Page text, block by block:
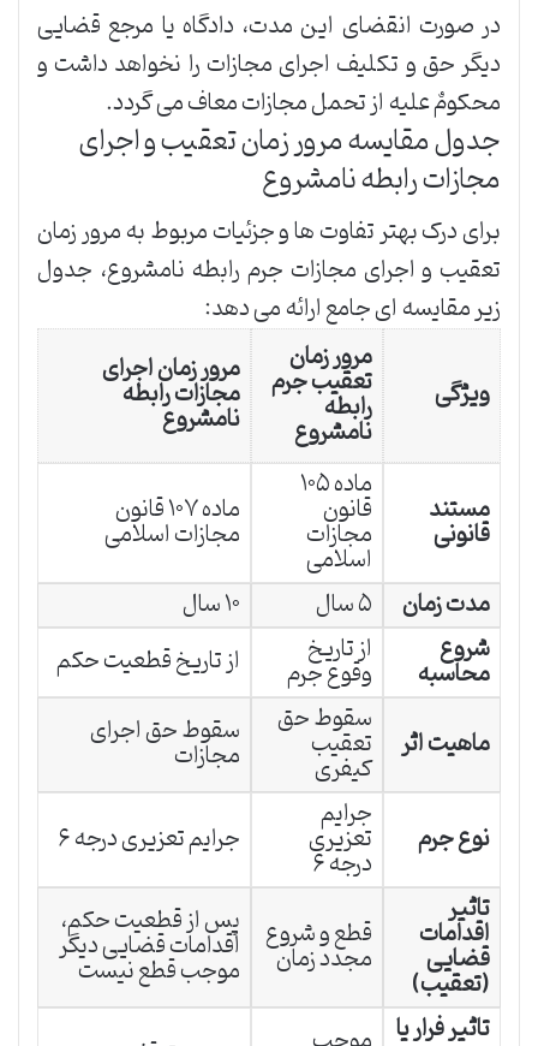
در صورت انقضای این مدت، دادگاه یا مرجع قضایی
دیگر حق و تکلیف اجرای مجازات را نخواهد داشت و
محکومٌ علیه از تحمل مجازات معاف می گردد.
جدول مقایسه مرور زمان تعقیب و اجرای
مجازات رابطه نامشروع
برای درک بهتر تفاوت ها و جزئیات مربوط به مرور زمان
تعقیب و اجرای مجازات جرم رابطه نامشروع، جدول
زیر مقایسه ای جامع ارائه می دهد:
ویژگی
مرور زمان
تعقیب جرم
رابطه
نامشروع
مرور زمان اجرای
مجازات رابطه
نامشروع
مستند
قانونی
ماده ۱۰۵
قانون
مجازات
اسلامی
ماده ۱۰۷ قانون
مجازات اسلامی
مدت زمان
۵ سال
۱۰ سال
شروع
محاسبه
از تاریخ
وقوع جرم
از تاریخ قطعیت حکم
ماهیت اثر
سقوط حق
تعقیب
کیفری
سقوط حق اجرای
مجازات
نوع جرم
جرایم
تعزیری
درجه ۶
جرایم تعزیری درجه ۶
تاثیر
اقدامات
قضایی
(تعقیب)
قطع و شروع
مجدد زمان
پس از قطعیت حکم،
اقدامات قضایی دیگر
موجب قطع نیست
تاثیر فرار یا